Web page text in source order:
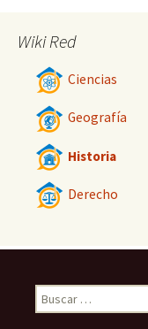
Wiki Red
Ciencias
Geografía
Historia
Derecho
Buscar: